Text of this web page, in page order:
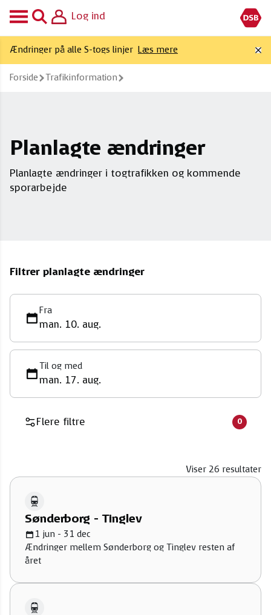
Log ind
Ændringer på alle S-togs linjer Læs mere
Forside trafikinformation
Planlagte ændringer
Planlagte ændringer i togtrafikken og kommende
sporarbejde
Filtrer planlagte ændringer
Fra
man. 10. aug.
Til og med
man. 17. aug.
Flere filtre 0
Viser 26 resultater
Sønderborg - Tinglev
1 jun - 31 dec
Ændringer mellem Sønderborg og Tinglev resten af
året